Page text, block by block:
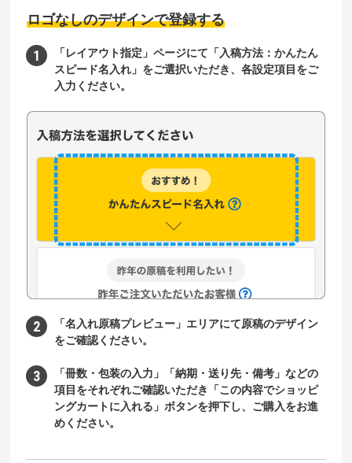
ロゴなしのデザインで登録する
「レイアウト指定」ページにて「入稿方法：かんたん
スピード名入れ」をご選択いただき、各設定項目をご
入力ください。
「名入れ原稿プレビュー」エリアにて原稿のデザイン
をご確認ください。
「冊数・包装の入力」「納期・送り先・備考」などの
項目をそれぞれご確認いただき「この内容でショッピ
ングカートに入れる」ボタンを押下し、ご購入をお進
めください。